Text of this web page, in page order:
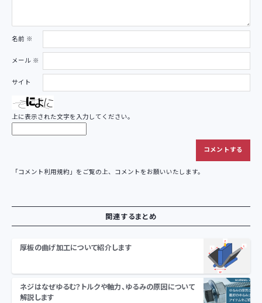
名前 ※
メール ※
サイト
上に表示された文字を入力してください。
「コメント利用規約 」をご覧の上、コメントをお願いいたします。
関連するまとめ
厚板の曲げ加工について紹介します
ネジはなぜゆるむ？トルクや軸力、ゆるみの原因について
解説します